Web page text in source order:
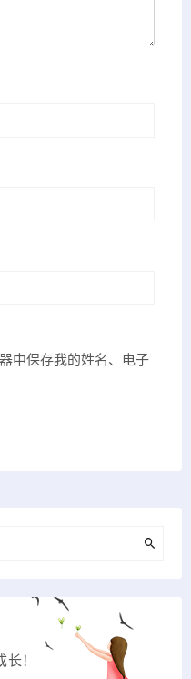
中保存我的姓名、电子
！